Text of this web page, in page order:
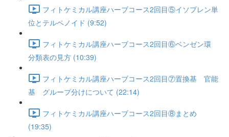
フィトケミカル講座ハーブコース2回目⑤イソプレン単
位とテルペノイド (9:52)
フィトケミカル講座ハーブコース2回目⑥ベンゼン環
分類表の見方 (10:39)
フィトケミカル講座ハーブコース2回目⑦置換基 官能
基 グループ分けについて (22:14)
フィトケミカル講座ハーブコース2回目⑧まとめ
(19:35)